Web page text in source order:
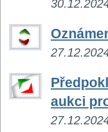
aukci